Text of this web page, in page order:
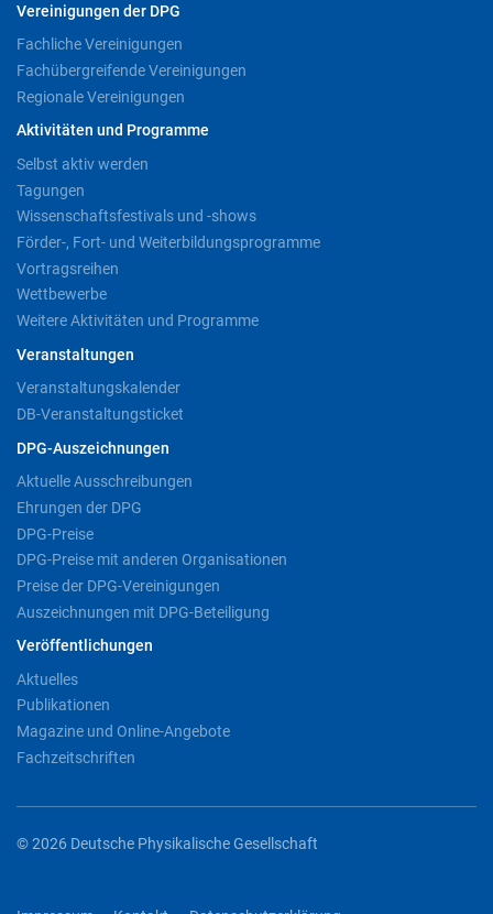
Vereinigungen der DPG
Fachliche Vereinigungen
Fachübergreifende Vereinigungen
Regionale Vereinigungen
Aktivitäten und Programme
Selbst aktiv werden
Tagungen
Wissenschaftsfestivals und -shows
Förder-, Fort- und Weiterbildungsprogramme
Vortragsreihen
Wettbewerbe
Weitere Aktivitäten und Programme
Veranstaltungen
Veranstaltungskalender
DB-Veranstaltungsticket
DPG-Auszeichnungen
Aktuelle Ausschreibungen
Ehrungen der DPG
DPG-Preise
DPG-Preise mit anderen Organisationen
Preise der DPG-Vereinigungen
Auszeichnungen mit DPG-Beteiligung
Veröffentlichungen
Aktuelles
Publikationen
Magazine und Online-Angebote
Fachzeitschriften
© 2026 Deutsche Physikalische Gesellschaft